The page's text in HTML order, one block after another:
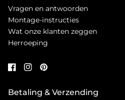
Vragen en antwoorden
Montage-instructies
Wat onze klanten zeggen
Herroeping
Betaling & Verzending